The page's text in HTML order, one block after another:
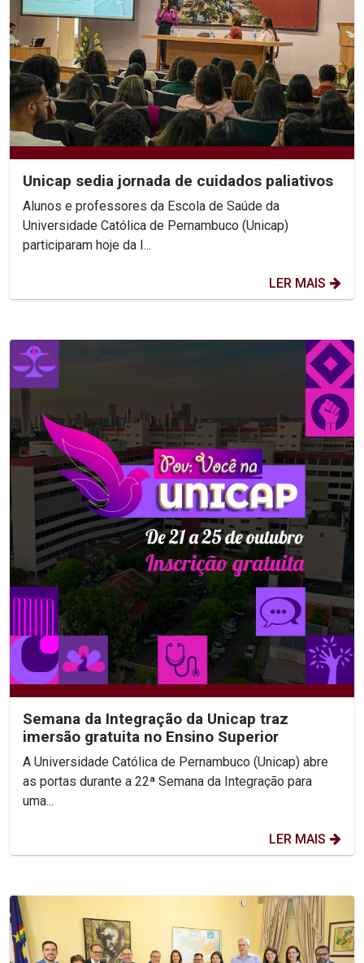
Unicap sedia jornada de cuidados paliativos
Alunos e professores da Escola de Saúde da
Universidade Católica de Pernambuco (Unicap)
participaram hoje da I...
LER MAIS
Semana da Integração da Unicap traz
imersão gratuita no Ensino Superior
A Universidade Católica de Pernambuco (Unicap) abre
as portas durante a 22ª Semana da Integração para
uma...
LER MAIS